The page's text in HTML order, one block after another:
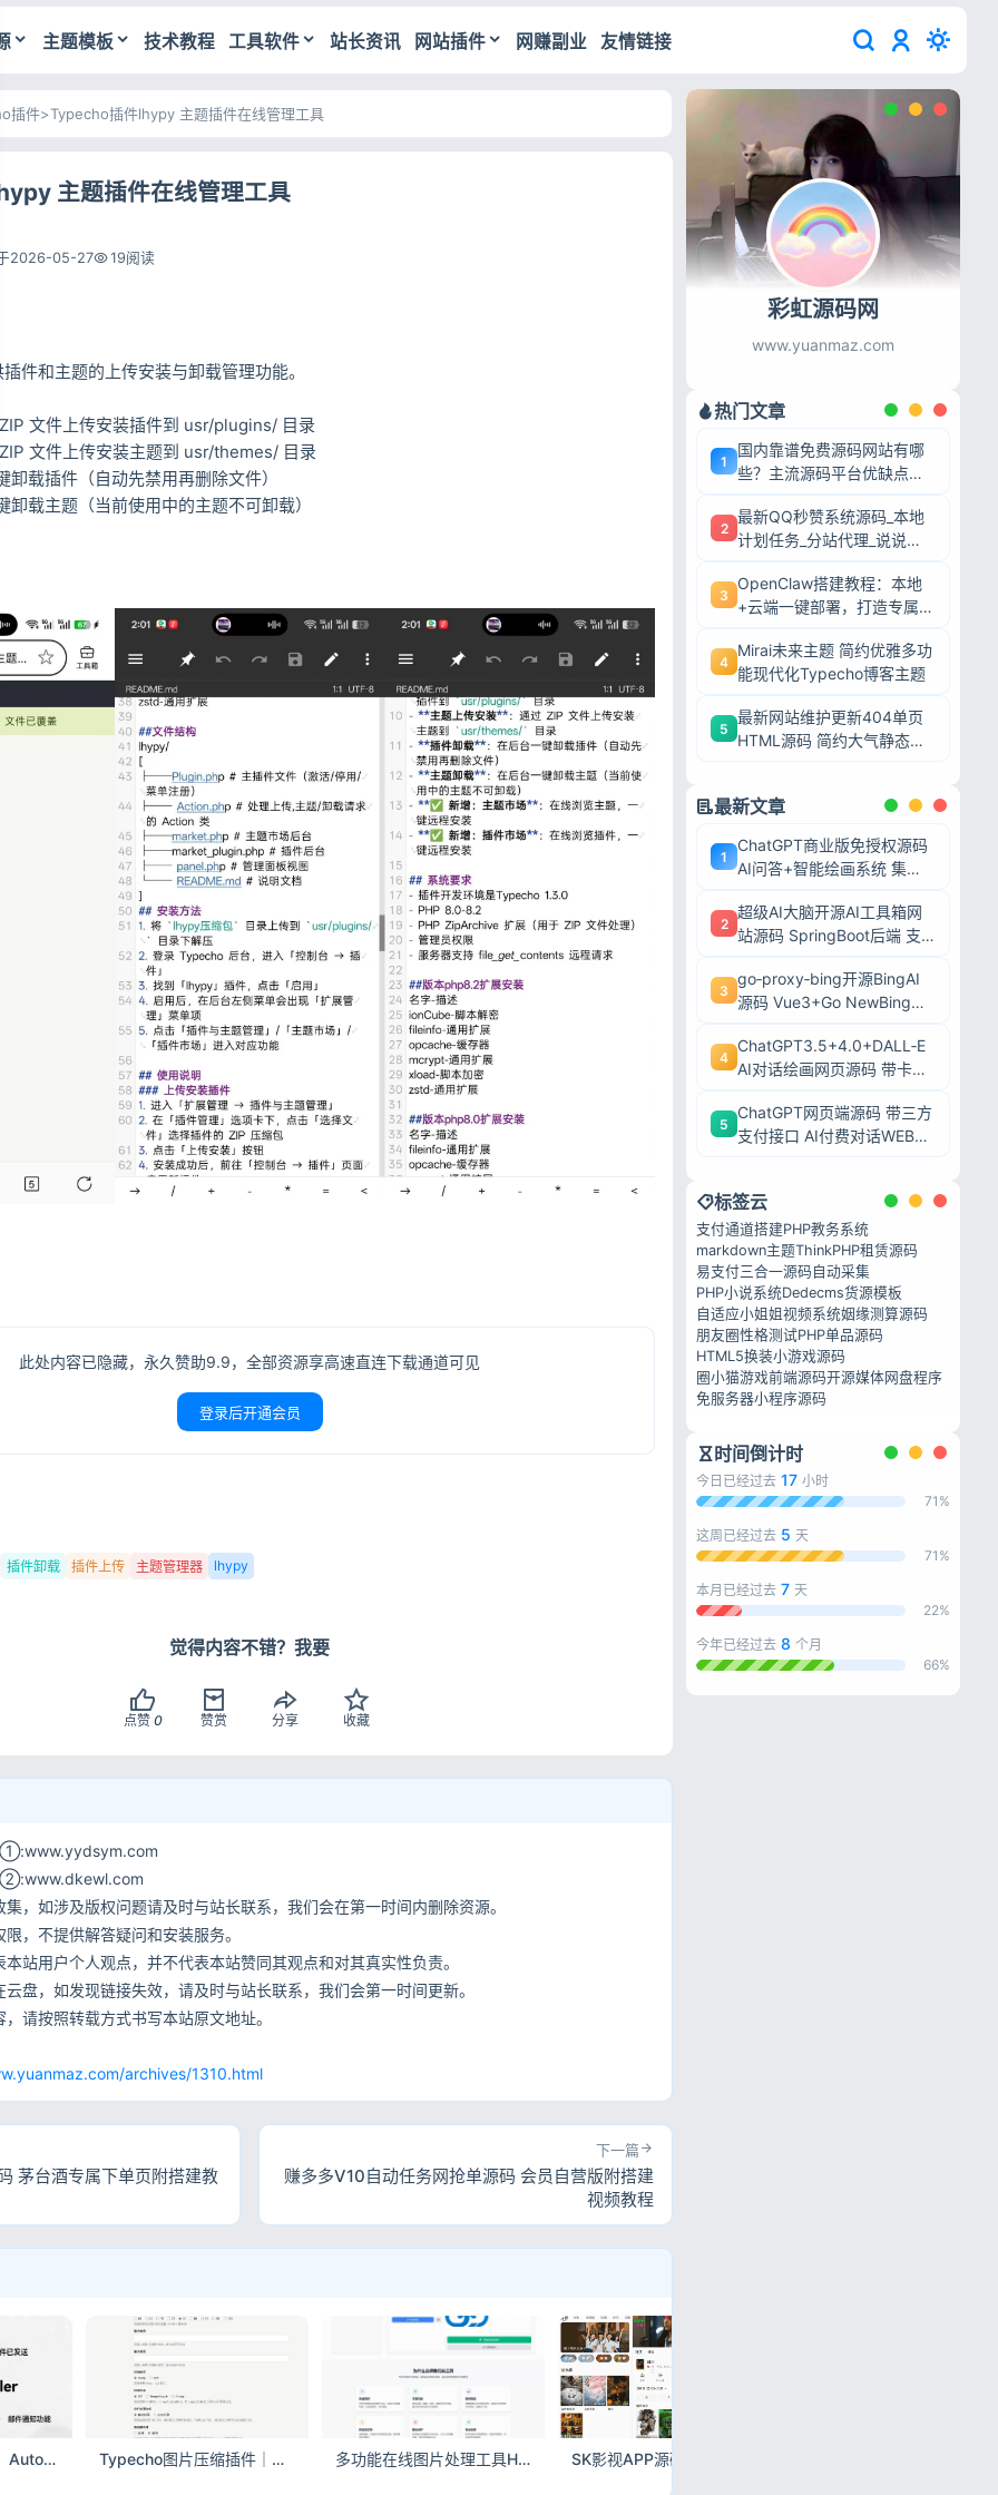
主题模板 技术教程 工具软件 站长资讯 网站插件 网赚副业 友情链接
插件>Typecho插件lhypy 主题插件在线管理工具
主题插件在线管理工具
2026-05-27 19阅读
件和主题的上传安装与卸载管理功能。
文件上传安装插件到 usr/plugins/ 目录
文件上传安装主题到 usr/themes/ 目录
载插件（自动先禁用再删除文件）
载主题（当前使用中的主题不可卸载）
此处内容已隐藏，永久赞助9.9，全部资源享高速直连下载通道可见
登录后开通会员
插件卸载 插件上传 主题管理器 lhypy
觉得内容不错？我要
点赞 0 赞赏 分享 收藏
①:www.yydsym.com
②:www.dkewl.com
，如涉及版权问题请及时与站长联系，我们会在第一时间内删除资源。
，不提供解答疑问和安装服务。
站用户个人观点，并不代表本站赞同其观点和对其真实性负责。
盘，如发现链接失效，请及时与站长联系，我们会第一时间更新。
请按照转载方式书写本站原文地址。
archives/1310.html
茅台酒专属下单页附搭建教
下一篇
赚多多V10自动任务网抢单源码 会员自营版附搭建
视频教程
Typecho 插件分享：AutoReplyMailer 评论自动回复 + 邮件通知 Typecho图片压缩插件｜图片自动转为Webp/Avif格式 多功能在线图片处理工具HTML源码，图片编辑压缩裁剪格式转换全站源码
彩虹源码网
www.yuanmaz.com
热门文章
1
国内靠谱免费源码网站有哪
些？主流源码平台优缺点深
2
最新QQ秒赞系统源码_本地
计划任务_分站代理_说说赞
3
OpenClaw搭建教程：本地
+云端一键部署，打造专属AI
4
Mirai未来主题 简约优雅多功
能现代化Typecho博客主题
5
最新网站维护更新404单页
HTML源码 简约大气静态模
最新文章
1
ChatGPT商业版免授权源码
AI问答+智能绘画系统 集成
2
超级AI大脑开源AI工具箱网
站源码 SpringBoot后端 支
3
go‑proxy‑bing开源BingAI
源码 Vue3+Go NewBing网
4
ChatGPT3.5+4.0+DALL‑E
AI对话绘画网页源码 带卡密
5
ChatGPT网页端源码 带三方
支付接口 AI付费对话WEB系
标签云
支付通道搭建PHP教务系统
markdown主题ThinkPHP租赁源码
易支付三合一源码 自动采集
PHP小说系统Dedecms货源模板
自适应小姐姐视频系统姻缘测算源码
朋友圈性格测试PHP单品源码
HTML5换装小游戏源码
圈小猫游戏前端源码开源媒体网盘程序
免服务器小程序源码
时间倒计时
今日已经过去 17 小时
71%
这周已经过去 5 天
71%
本月已经过去 7 天
22%
今年已经过去 8 个月
66%